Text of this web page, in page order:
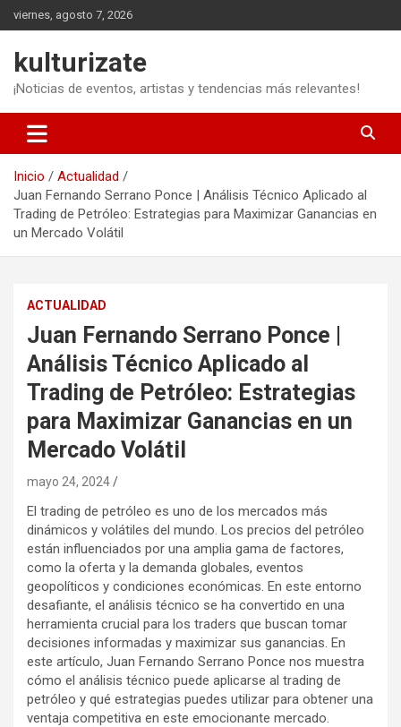
Saltar
al
viernes, agosto 7, 2026
kulturizate
¡Noticias de eventos, artistas y tendencias más relevantes!
Inicio
Actualidad
Juan Fernando Serrano Ponce | Análisis Técnico Aplicado al
Trading de Petróleo: Estrategias para Maximizar Ganancias en
un Mercado Volátil
ACTUALIDAD
Juan Fernando Serrano Ponce |
Análisis Técnico Aplicado al
Trading de Petróleo: Estrategias
para Maximizar Ganancias en un
Mercado Volátil
mayo 24, 2024
El trading de petróleo es uno de los mercados más
dinámicos y volátiles del mundo. Los precios del petróleo
están influenciados por una amplia gama de factores,
como la oferta y la demanda globales, eventos
geopolíticos y condiciones económicas. En este entorno
desafiante, el análisis técnico se ha convertido en una
herramienta crucial para los traders que buscan tomar
decisiones informadas y maximizar sus ganancias. En
este artículo, Juan Fernando Serrano Ponce nos muestra
cómo el análisis técnico puede aplicarse al trading de
petróleo y qué estrategias puedes utilizar para obtener una
ventaja competitiva en este emocionante mercado.